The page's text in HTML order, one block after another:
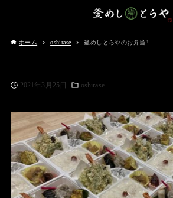
ホーム oshirase 釜めしとらやのお弁当‼️
2021年3月25日 oshirase